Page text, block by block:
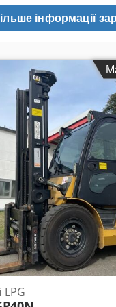
повністю справна,
ґрунтовно нами
подальшої важкої
копання, а
360°. ПРОПОНУЄМО
ВСІЙ ТЕРИТОРІЇ
У вартість входить
Приймаємо
готівка, - банківський
можна одразу
An Isha Ми також
для вас
засобу —
доставляти оплатні
адресою по
у наших
дизельний, 6-
7,2 л Потужність: 204
- Високий крутний
інформації
LPG